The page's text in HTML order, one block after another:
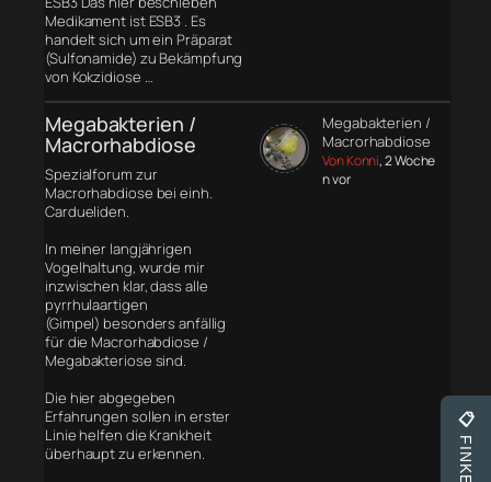
Medikament ist ESB3 . Es
handelt sich um ein Präparat
(Sulfonamide) zu Bekämpfung
von Kokzidiose …
Megabakterien /
Macrorhabdiose
Spezialforum zur
Macrorhabdiose bei einh.
Cardueliden.
In meiner langjährigen
Vogelhaltung, wurde mir
inzwischen klar, dass alle
pyrrhulaartigen
(Gimpel) besonders anfällig
für die Macrorhabdiose /
Megabakteriose sind.
Die hier abgegeben
Erfahrungen sollen in erster
Linie helfen die Krankheit
überhaupt zu erkennen.
Megabakterien /
Macrorhabdiose
Von Konni, 2 Woche
n vor
📋